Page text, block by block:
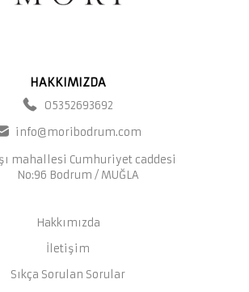
HAKKIMIZDA
05352693692
info@moribodrum.com
mahallesi Cumhuriyet caddesi
No:96 Bodrum / MUĞLA
Hakkımızda
İletişim
Sıkça Sorulan Sorular